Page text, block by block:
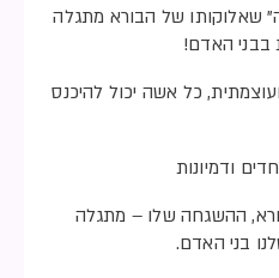
שאלוקותו של הבורא מתגלה
בבני האדם!
כל אשה יכול להיכנס
ודמיונות
ההשגחה שלו – מתגלה
בני האדם.